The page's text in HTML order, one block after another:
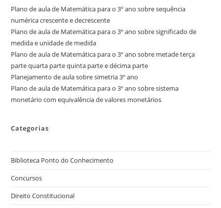
Plano de aula de Matemática para o 3º ano sobre sequência
numérica crescente e decrescente
Plano de aula de Matemática para o 3º ano sobre significado de
medida e unidade de medida
Plano de aula de Matemática para o 3º ano sobre metade terça
parte quarta parte quinta parte e décima parte
Planejamento de aula sobre simetria 3º ano
Plano de aula de Matemática para o 3º ano sobre sistema
monetário com equivalência de valores monetários
Categorias
Biblioteca Ponto do Conhecimento
Concursos
Direito Constitucional